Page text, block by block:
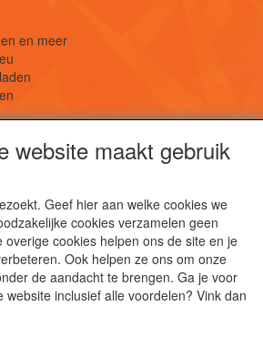
en meer
kunststof platen, folies, buizen
website maakt gebruik
Geef hier aan welke cookies we
cookies verzamelen geen
overige cookies helpen ons de site en je
Ook helpen ze ons om onze
de aandacht te brengen. Ga je voor
website inclusief alle voordelen? Vink dan